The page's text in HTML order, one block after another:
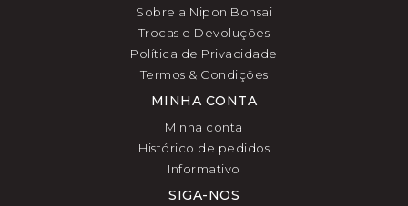
Sobre a Nipon Bonsai
Trocas e Devoluções
Política de Privacidade
Termos & Condições
MINHA CONTA
Minha conta
Histórico de pedidos
Informativo
SIGA-NOS